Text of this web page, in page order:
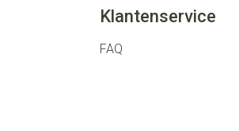
Klantenservice
FAQ